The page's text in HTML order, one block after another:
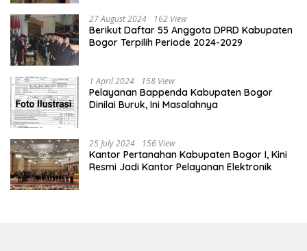
27 August 2024 162 View
Berikut Daftar 55 Anggota DPRD Kabupaten
Bogor Terpilih Periode 2024-2029
1 April 2024 158 View
Pelayanan Bappenda Kabupaten Bogor
Dinilai Buruk, Ini Masalahnya
25 July 2024 156 View
Kantor Pertanahan Kabupaten Bogor I, Kini
Resmi Jadi Kantor Pelayanan Elektronik